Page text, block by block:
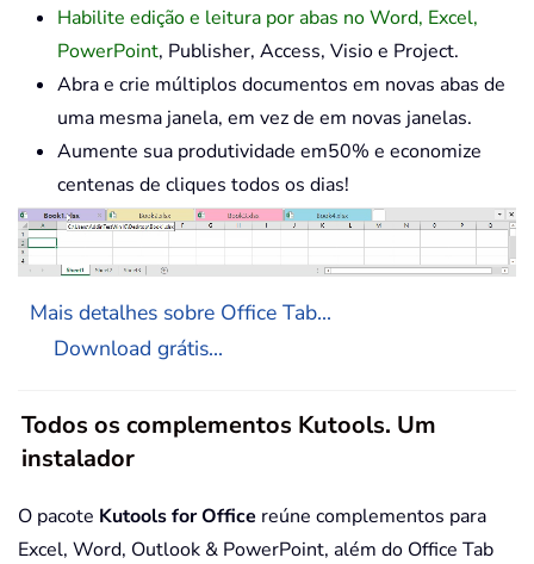
Habilite edição e leitura por abas no Word, Excel,
PowerPoint, Publisher, Access, Visio e Project.
Abra e crie múltiplos documentos em novas abas de
uma mesma janela, em vez de em novas janelas.
Aumente sua produtividade em50% e economize
centenas de cliques todos os dias!
Mais detalhes sobre Office Tab...
Download grátis...
Todos os complementos Kutools. Um
instalador
O pacote Kutools for Office reúne complementos para
Excel, Word, Outlook & PowerPoint, além do Office Tab